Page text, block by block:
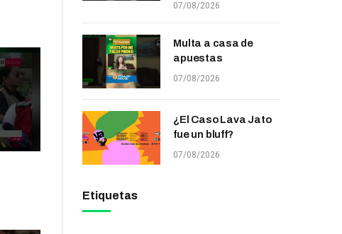
07/08/2026
Multa a casa de
apuestas
07/08/2026
¿El Caso Lava Jato
fue un bluff?
07/08/2026
Etiquetas